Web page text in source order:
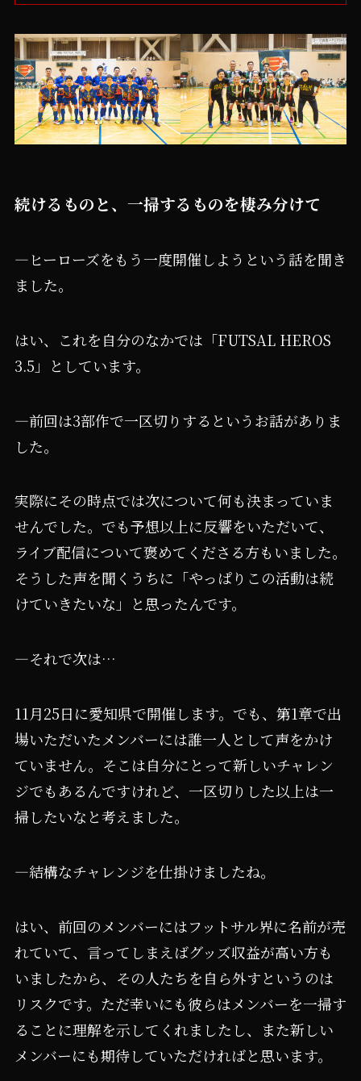
続けるものと、一掃するものを棲み分けて
―ヒーローズをもう一度開催しようという話を聞き
ました。
はい、これを自分のなかでは「FUTSAL HEROS
3.5」としています。
―前回は3部作で一区切りするというお話がありま
した。
実際にその時点では次について何も決まっていま
せんでした。でも予想以上に反響をいただいて、
ライブ配信について褒めてくださる方もいました。
そうした声を聞くうちに「やっぱりこの活動は続
けていきたいな」と思ったんです。
―それで次は…
11月25日に愛知県で開催します。でも、第1章で出
場いただいたメンバーには誰一人として声をかけ
ていません。そこは自分にとって新しいチャレン
ジでもあるんですけれど、一区切りした以上は一
掃したいなと考えました。
―結構なチャレンジを仕掛けましたね。
はい、前回のメンバーにはフットサル界に名前が売
れていて、言ってしまえばグッズ収益が高い方も
いましたから、その人たちを自ら外すというのは
リスクです。ただ幸いにも彼らはメンバーを一掃す
ることに理解を示してくれましたし、また新しい
メンバーにも期待していただければと思います。